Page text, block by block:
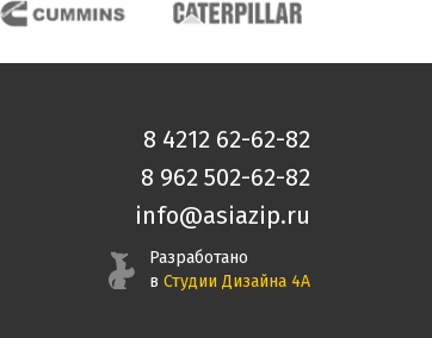
8 4212 62-62-82
8 962 502-62-82
info@asiazip.ru
Разработано
в Студии Дизайна 4А